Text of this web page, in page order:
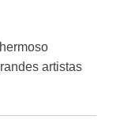
artistas